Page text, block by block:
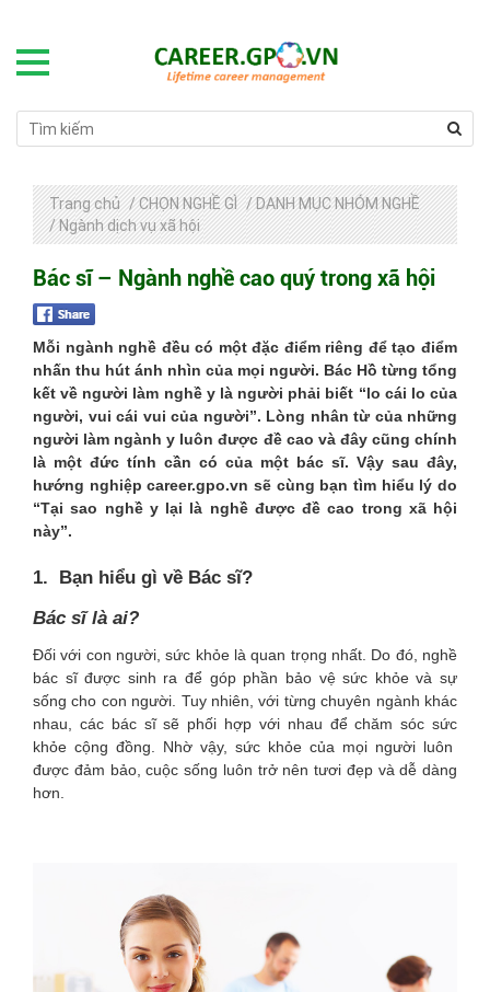
Trang chủ / CHỌN NGHỀ GÌ / DANH MỤC NHÓM NGHỀ
/ Ngành dịch vụ xã hội
Bác sĩ – Ngành nghề cao quý trong xã hội
Mỗi ngành nghề đều có một đặc điểm riêng để tạo điểm
nhấn thu hút ánh nhìn của mọi người. Bác Hồ từng tổng
kết về người làm nghề y là người phải biết “lo cái lo của
người, vui cái vui của người”. Lòng nhân từ của những
người làm ngành y luôn được đề cao và đây cũng chính
là một đức tính cần có của một bác sĩ. Vậy sau đây,
hướng nghiệp career.gpo.vn sẽ cùng bạn tìm hiểu lý do
“Tại sao nghề y lại là nghề được đề cao trong xã hội
này”.
1. Bạn hiểu gì về Bác sĩ?
Bác sĩ là ai?
Đối với con người, sức khỏe là quan trọng nhất. Do đó, nghề
bác sĩ được sinh ra để góp phần bảo vệ sức khỏe và sự
sống cho con người. Tuy nhiên, với từng chuyên ngành khác
nhau, các bác sĩ sẽ phối hợp với nhau để chăm sóc sức
khỏe cộng đồng. Nhờ vậy, sức khỏe của mọi người luôn
được đảm bảo, cuộc sống luôn trở nên tươi đẹp và dễ dàng
hơn.